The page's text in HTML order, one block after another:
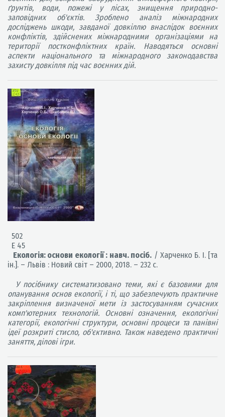
ґрунтів, води, пожежі у лісах, знищення природно-
заповідних об'єктів. Зроблено аналіз міжнародних
досліджень шкоди, завданої довкіллю внаслідок воєнних
конфліктів, здійснених міжнародними організаціями на
території постконфліктних країн. Наводяться основні
аспекти національного та міжнародного законодавства
захисту довкілля під час воєнних дій.
502
Е 45
Екологія: основи екології : навч. посіб. / Харченко Б. І. [та
ін.]. – Львів : Новий світ – 2000, 2018. – 232 с.
У посібнику систематизовано теми, які є базовими для
опанування основ екології, і ті, що забезпечують практичне
закріплення визначеної мети із застосуванням сучасних
комп'ютерних технологій. Основні означення, екологічні
категорії, екологічні структури, основні процеси та панівні
ідеї розкриті стисло, об'єктивно. Також наведено практичні
заняття, ділові ігри.